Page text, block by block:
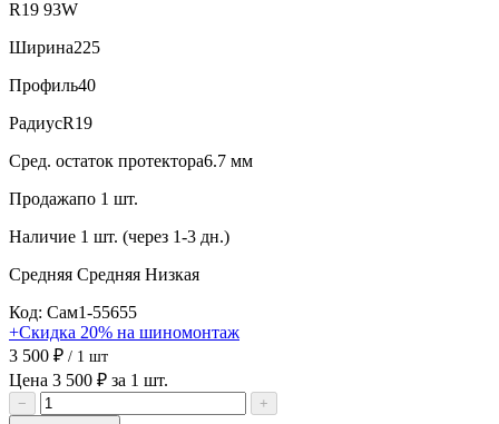
R19 93W
Ширина225
Профиль40
РадиусR19
Сред. остаток протектора6.7 мм
Продажапо 1 шт.
Наличие 1 шт. (через 1-3 дн.)
Средняя Средняя Низкая
Код: Сам1-55655
+Скидка 20% на шиномонтаж
3 500 ₽ / 1 шт
Цена 3 500 ₽ за 1 шт.
−
+